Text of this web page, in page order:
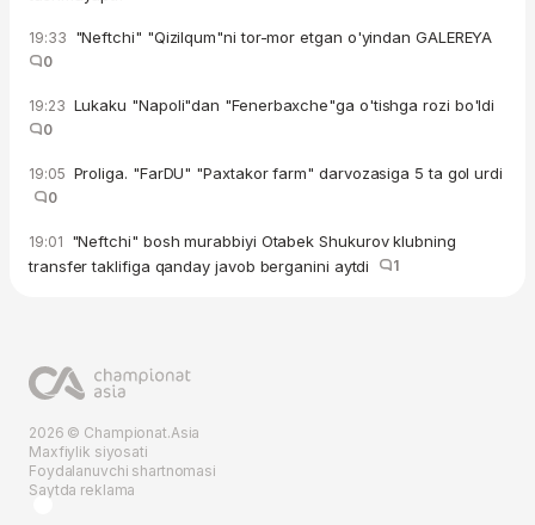
19:33 "Neftchi" "Qizilqum"ni tor-mor etgan o'yindan GALEREYA
0
19:23 Lukaku "Napoli"dan "Fenerbaxche"ga o'tishga rozi bo'ldi
0
19:05 Proliga. "FarDU" "Paxtakor farm" darvozasiga 5 ta gol urdi
0
19:01 "Neftchi" bosh murabbiyi Otabek Shukurov klubning
transfer taklifiga qanday javob berganini aytdi
1
2026 © Championat.Asia
Maxfiylik siyosati
Foydalanuvchi shartnomasi
Saytda reklama